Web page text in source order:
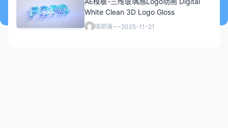
White Clean 3D Logo Gloss
喵部落~~2025-11-21